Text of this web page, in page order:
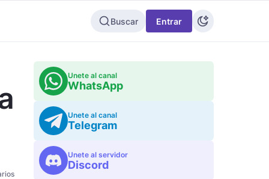
Buscar Entrar
Unete al canal
WhatsApp
Unete al canal
Telegram
Unete al servidor
Discord